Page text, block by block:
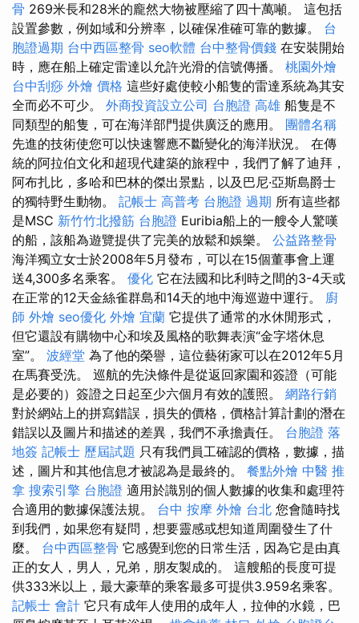
骨 269米長和28米的龐然大物被壓縮了四十萬噸。 這包括
設置參數，例如域和分辨率，以確保准確可靠的數據。 台
胞證過期 台中西區整骨 seo軟體 台中整骨價錢 在安裝開始
時，應在船上確定雷達以允許光滑的信號傳播。 桃園外燴
台中刮痧 外燴 價格 這些好處使較小船隻的雷達系統為其安
全而必不可少。 外商投資設立公司 台胞證 高雄 船隻是不
同類型的船隻，可在海洋部門提供廣泛的應用。 團體名稱
先進的技術使您可以快速響應不斷變化的海洋狀況。 在傳
統的阿拉伯文化和超現代建築的旅程中，我們了解了迪拜，
阿布扎比，多哈和巴林的傑出景點，以及巴尼·亞斯島爵士
的獨特野生動物。 記帳士 高普考 台胞證 過期 所有這些都
是MSC 新竹竹北撥筋 台胞證 Euribia船上的一艘令人驚嘆
的船，該船為遊覽提供了完美的放鬆和娛樂。 公益路整骨
海洋獨立女士於2008年5月發布，可以在15個董事會上運
送4,300多名乘客。 優化 它在法國和比利時之間的3-4天或
在正常的12天金絲雀群島和14天的地中海巡遊中運行。 廚
師 外燴 seo優化 外燴 宜蘭 它提供了通常的水休閒形式，
但它還設有購物中心和埃及風格的歌舞表演“金字塔休息
室”。 波經堂 為了他的榮譽，這位藝術家可以在2012年5月
在馬賽受洗。 巡航的先決條件是從返回家園和簽證（可能
是必要的）簽證之日起至少六個月有效的護照。 網路行銷
對於網站上的拼寫錯誤，損失的價格，價格計算計劃的潛在
錯誤以及圖片和描述的差異，我們不承擔責任。 台胞證 落
地簽 記帳士 歷屆試題 只有我們員工確認的價格，數據，描
述，圖片和其他信息才被認為是最終的。 餐點外燴 中醫 推
拿 搜索引擎 台胞證 適用於識別的個人數據的收集和處理符
合適用的數據保護法規。 台中 按摩 外燴 台北 您會隨時找
到我們，如果您有疑問，想要靈感或想知道周圍發生了什
麼。 台中西區整骨 它感覺到您的日常生活，因為它是由真
正的女人，男人，兄弟，朋友製成的。 這艘船的長度可提
供333米以上，最大豪華的乘客最多可提供3.959名乘客。
記帳士 會計 它只有成年人使用的成年人，拉伸的水鏡，巴